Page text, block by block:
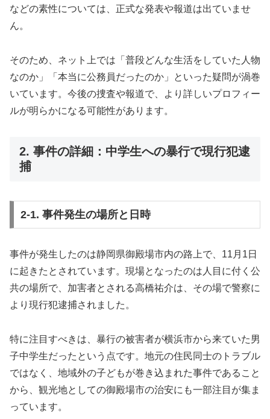
などの素性については、正式な発表や報道は出ていませ
ん。
そのため、ネット上では「普段どんな生活をしていた人物
なのか」「本当に公務員だったのか」といった疑問が渦巻
いています。今後の捜査や報道で、より詳しいプロフィー
ルが明らかになる可能性があります。
2. 事件の詳細：中学生への暴行で現行犯逮
捕
2-1. 事件発生の場所と日時
事件が発生したのは静岡県御殿場市内の路上で、11月1日
に起きたとされています。現場となったのは人目に付く公
共の場所で、加害者とされる高橋祐介は、その場で警察に
より現行犯逮捕されました。
特に注目すべきは、暴行の被害者が横浜市から来ていた男
子中学生だったという点です。地元の住民同士のトラブル
ではなく、地域外の子どもが巻き込まれた事件であること
から、観光地としての御殿場市の治安にも一部注目が集ま
っています。